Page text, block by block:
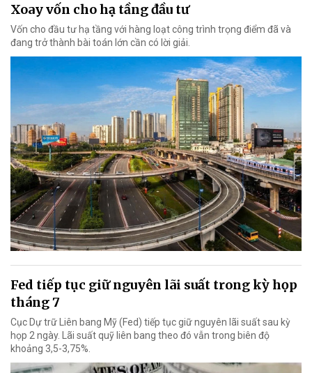
Xoay vốn cho hạ tầng đầu tư
Vốn cho đầu tư hạ tầng với hàng loạt công trình trọng điểm đã và
đang trở thành bài toán lớn cần có lời giải.
Fed tiếp tục giữ nguyên lãi suất trong kỳ họp
tháng 7
Cục Dự trữ Liên bang Mỹ (Fed) tiếp tục giữ nguyên lãi suất sau kỳ
họp 2 ngày. Lãi suất quỹ liên bang theo đó vẫn trong biên độ
khoảng 3,5-3,75%.